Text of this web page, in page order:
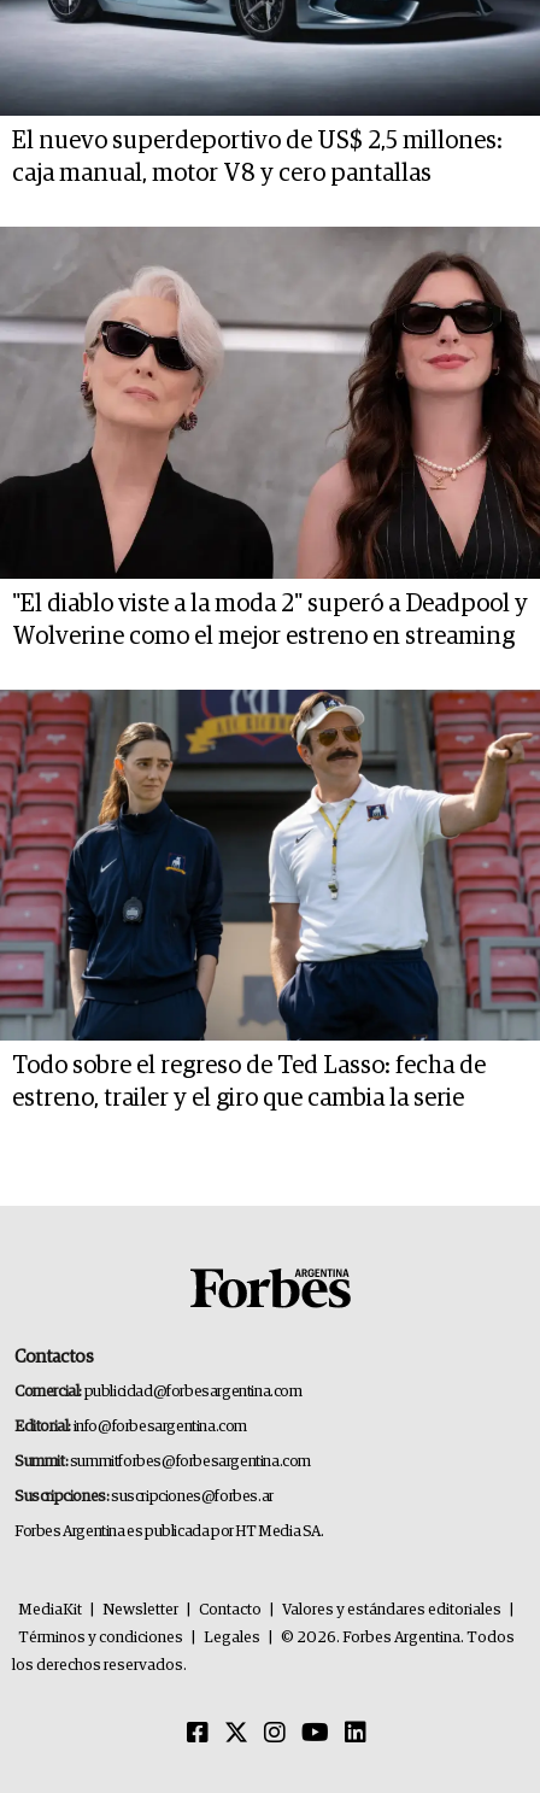
El nuevo superdeportivo de US$ 2,5 millones:
caja manual, motor V8 y cero pantallas
"El diablo viste a la moda 2" superó a Deadpool y
Wolverine como el mejor estreno en streaming
Todo sobre el regreso de Ted Lasso: fecha de
estreno, trailer y el giro que cambia la serie
Contactos
Comercial:publicidad@forbesargentina.com
Editorial:info@forbesargentina.com
Summit:summitforbes@forbesargentina.com
Suscripciones:suscripciones@forbes.ar
Forbes Argentina es publicada por HT Media SA.
MediaKit Newsletter Contacto Valores y estándares editoriales
Términos y condiciones
Legales
© 2026. Forbes Argentina. Todos
los derechos reservados.